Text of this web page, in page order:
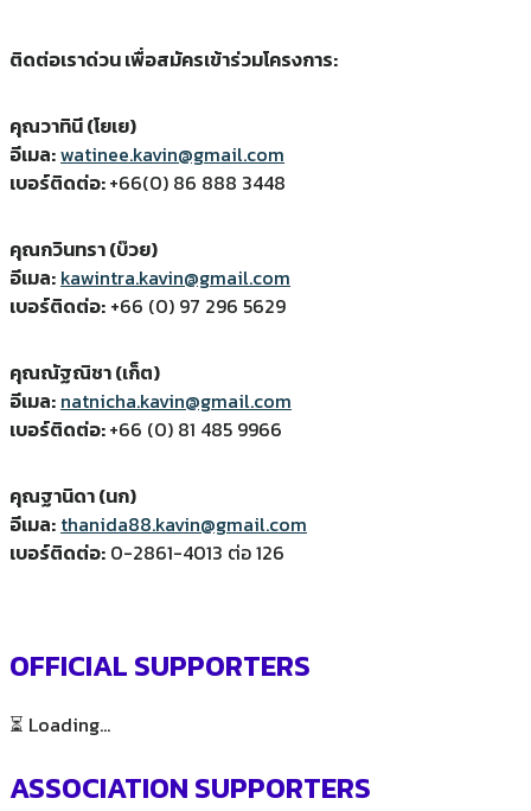
ติดต่อเราด่วน เพื่อสมัครเข้าร่วมโครงการ:
คุณวาทินี (โยเย)
อีเมล:watinee.kavin@gmail.com
เบอร์ติดต่อ:+66(0) 86 888 3448
คุณกวินทรา (บ๊วย)
อีเมล: kawintra.kavin@gmail.com
เบอร์ติดต่อ: +66 (0) 97 296 5629
คุณณัฐณิชา (เก็ต)
อีเมล: natnicha.kavin@gmail.com
เบอร์ติดต่อ:+66 (0) 81 485 9966
คุณฐานิดา (นก)
อีเมล: thanida88.kavin@gmail.com
เบอร์ติดต่อ: 0-2861-4013 ต่อ 126
OFFICIAL SUPPORTERS
⏳ Loading...
ASSOCIATION SUPPORTERS